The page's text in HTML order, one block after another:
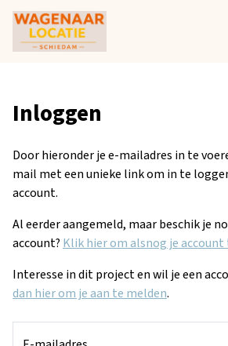
Inloggen
Door hieronder je e-mailadres in te
mail met een unieke link om in te
account.
Al eerder aangemeld, maar beschik je
account? Klik hier om alsnog je
Interesse in dit project en wil je een
dan hier om je aan te melden.